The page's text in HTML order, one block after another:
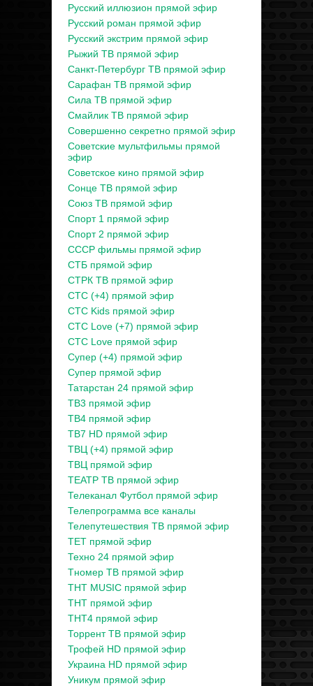
Русский иллюзион прямой эфир
Русский роман прямой эфир
Русский экстрим прямой эфир
Рыжий ТВ прямой эфир
Санкт-Петербург ТВ прямой эфир
Сарафан ТВ прямой эфир
Сила ТВ прямой эфир
Смайлик ТВ прямой эфир
Совершенно секретно прямой эфир
Советские мультфильмы прямой
эфир
Советское кино прямой эфир
Сонце ТВ прямой эфир
Союз ТВ прямой эфир
Спорт 1 прямой эфир
Спорт 2 прямой эфир
СССР фильмы прямой эфир
СТБ прямой эфир
СТРК ТВ прямой эфир
СТС (+4) прямой эфир
СТС Kids прямой эфир
СТС Love (+7) прямой эфир
СТС Love прямой эфир
Супер (+4) прямой эфир
Супер прямой эфир
Татарстан 24 прямой эфир
ТВ3 прямой эфир
ТВ4 прямой эфир
ТВ7 HD прямой эфир
ТВЦ (+4) прямой эфир
ТВЦ прямой эфир
ТЕАТР ТВ прямой эфир
Телеканал Футбол прямой эфир
Телепрограмма все каналы
Телепутешествия ТВ прямой эфир
ТЕТ прямой эфир
Техно 24 прямой эфир
Тномер ТВ прямой эфир
ТНТ MUSIC прямой эфир
ТНТ прямой эфир
ТНТ4 прямой эфир
Торрент ТВ прямой эфир
Трофей HD прямой эфир
Украина HD прямой эфир
Уникум прямой эфир